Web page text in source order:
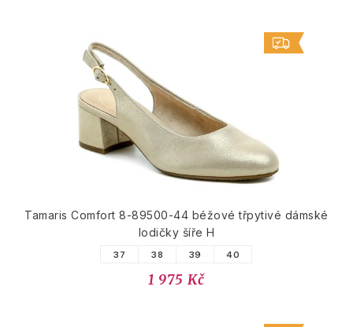
Tamaris Comfort 8-89500-44 béžové třpytivé dámské
lodičky šíře H
37 38 39 40
1 975 Kč